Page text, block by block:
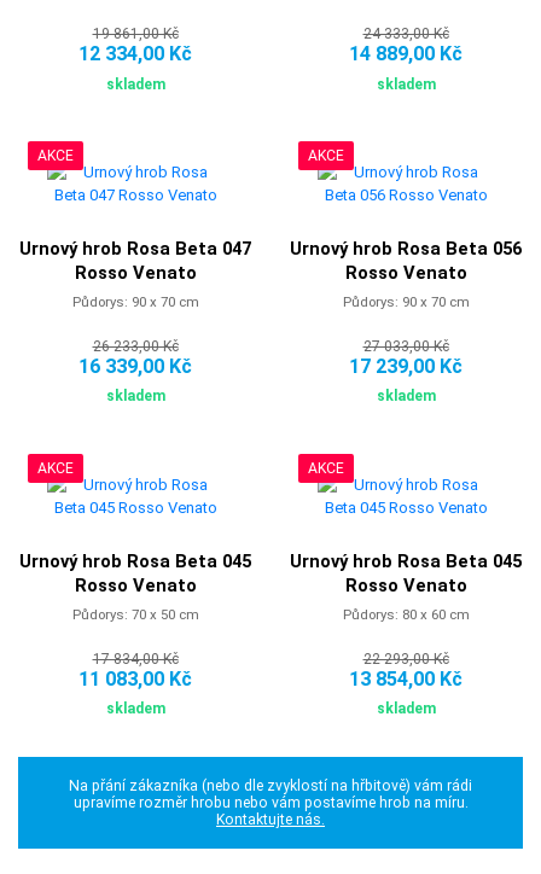
19 861,00 Kč
12 334,00 Kč
skladem
24 333,00 Kč
14 889,00 Kč
skladem
AKCE
Urnový hrob Rosa Beta 047
Rosso Venato
Půdorys: 90 x 70 cm
26 233,00 Kč
16 339,00 Kč
skladem
AKCE
Urnový hrob Rosa Beta 056
Rosso Venato
Půdorys: 90 x 70 cm
27 033,00 Kč
17 239,00 Kč
skladem
AKCE
Urnový hrob Rosa Beta 045
Rosso Venato
Půdorys: 70 x 50 cm
17 834,00 Kč
11 083,00 Kč
skladem
AKCE
Urnový hrob Rosa Beta 045
Rosso Venato
Půdorys: 80 x 60 cm
22 293,00 Kč
13 854,00 Kč
skladem
Na přání zákazníka (nebo dle zvyklostí na hřbitově) vám rádi
upravíme rozměr hrobu nebo vám postavíme hrob na míru.
Kontaktujte nás.